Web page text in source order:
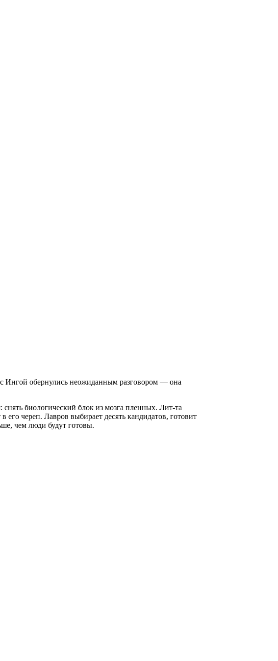
с Ингой обернулись неожиданным разговором — она
биологический блок из мозга пленных. Лит-та
череп. Лавров выбирает десять кандидатов, готовит
чем люди будут готовы.